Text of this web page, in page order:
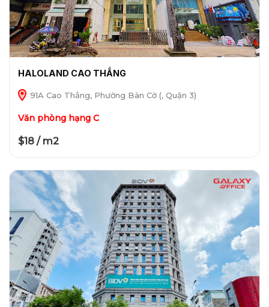
HALOLAND CAO THẮNG
91A Cao Thắng, Phường Bàn Cờ (, Quận 3)
Văn phòng hạng C
$18 / m2